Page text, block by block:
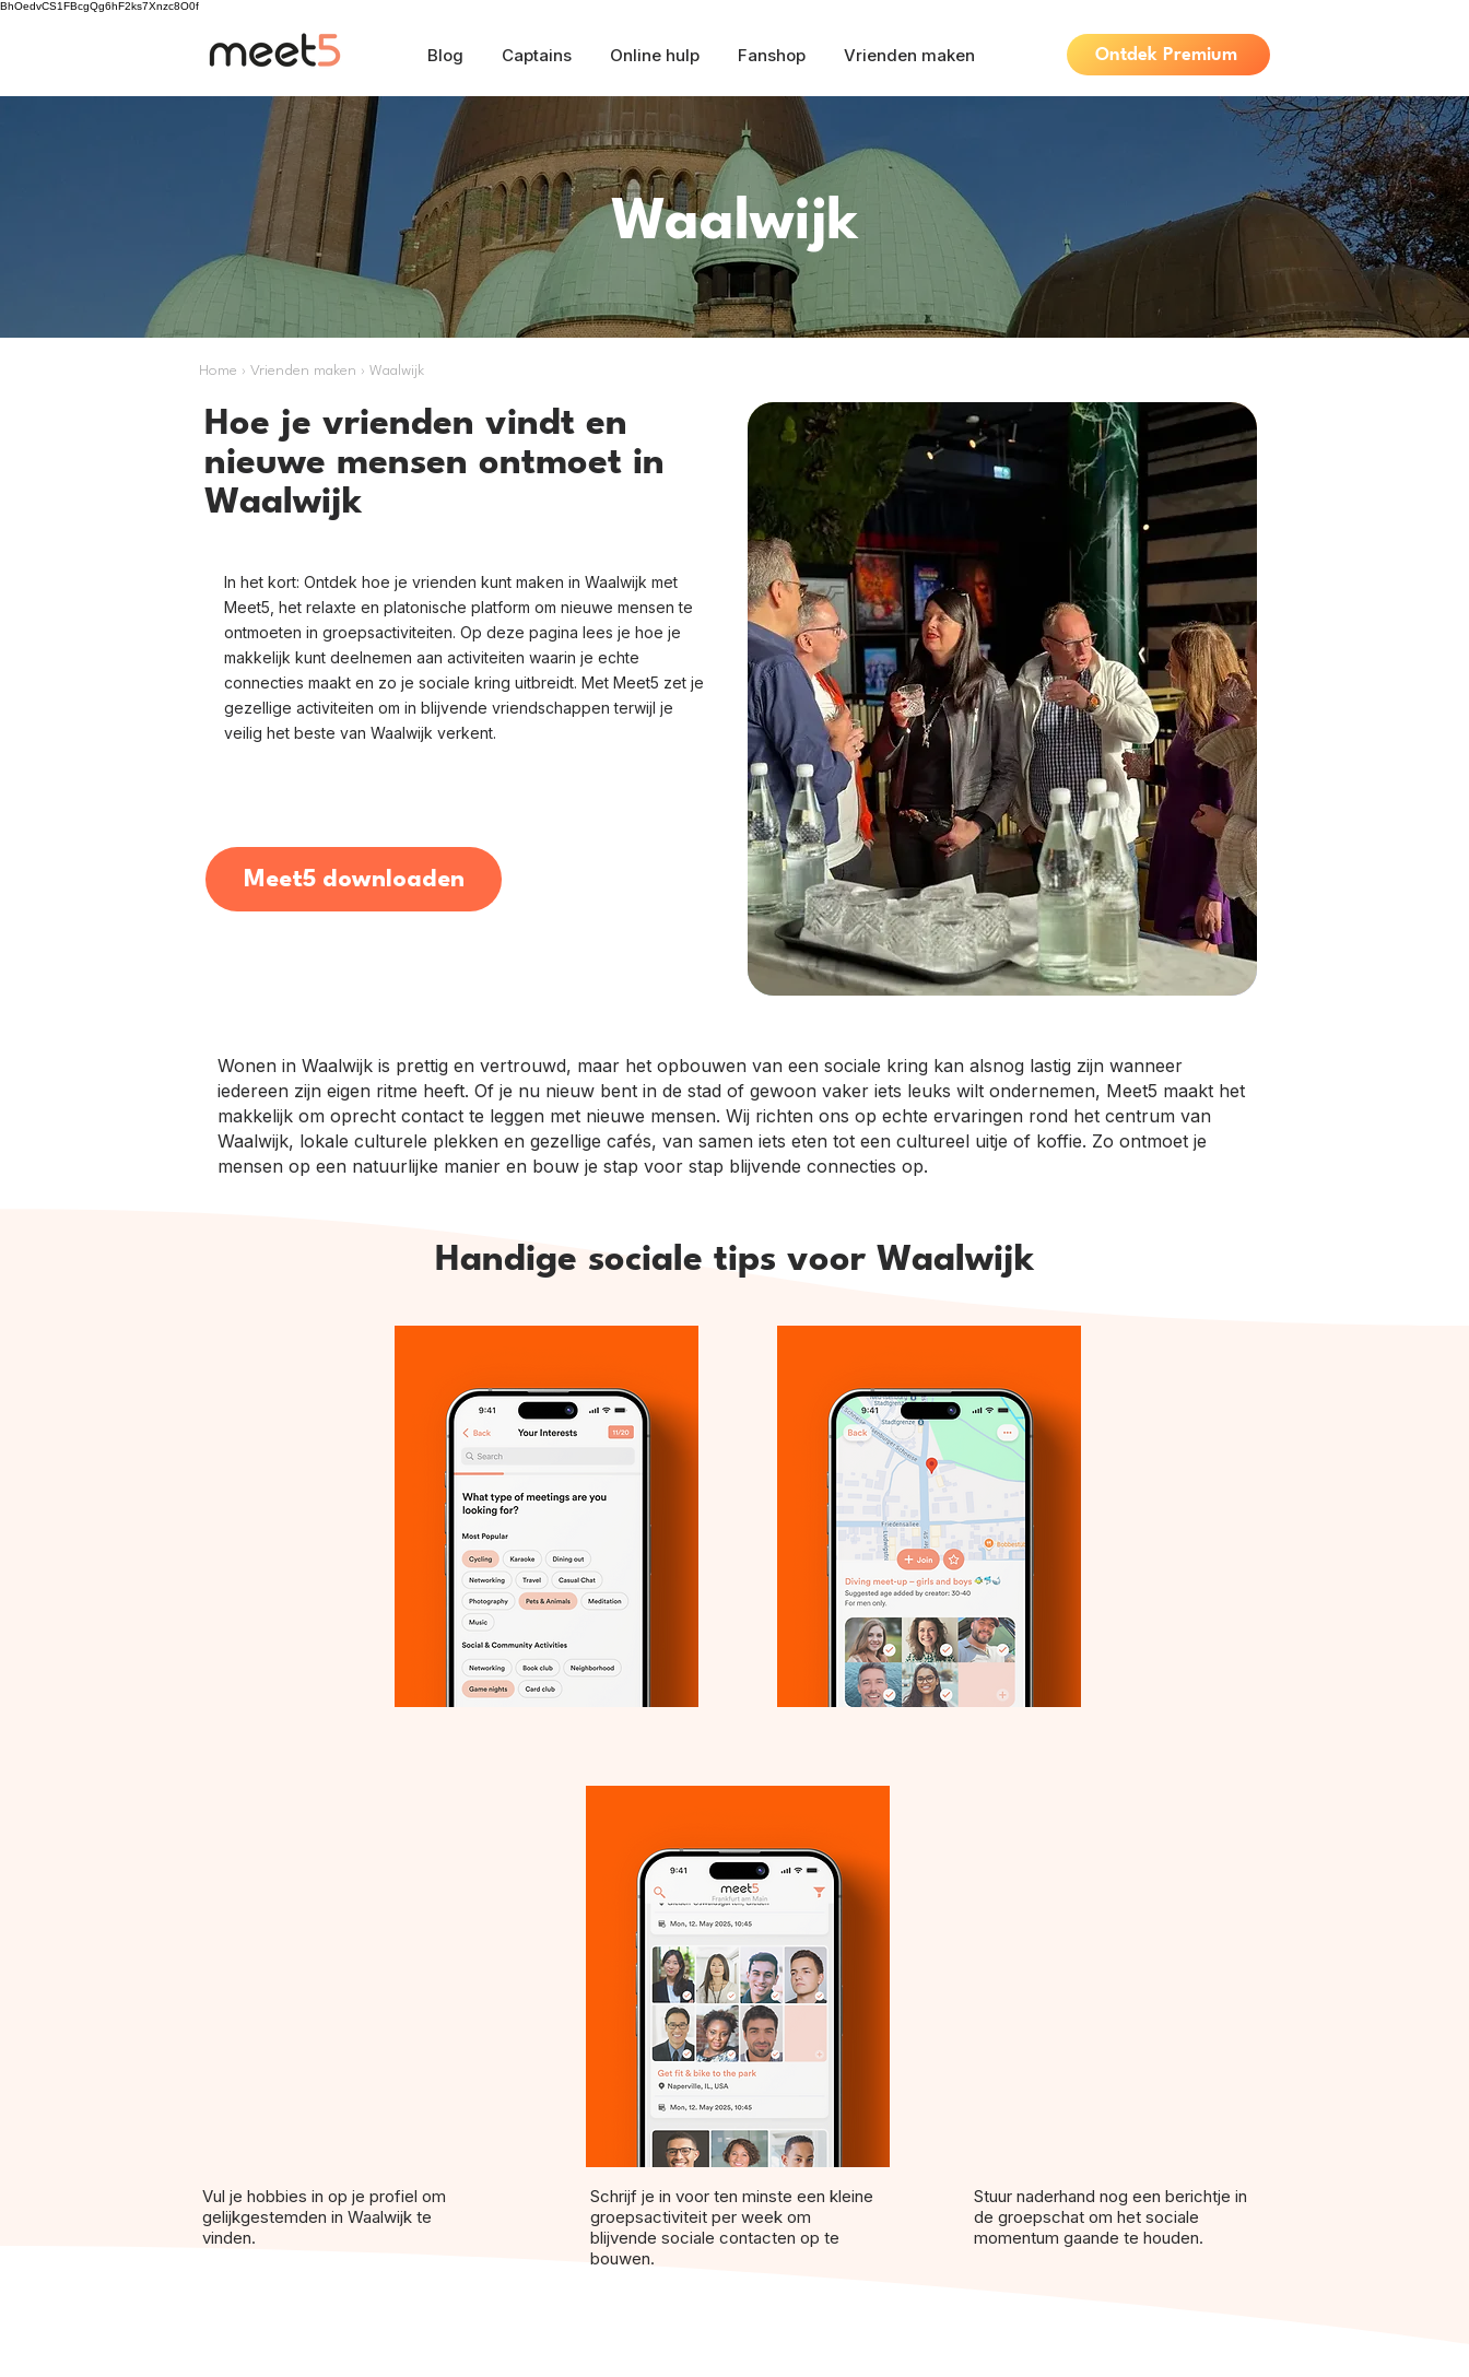
BhOedvCS1FBcgQg6hF2ks7Xnzc8O0f
Blog Captains Online hulp Fanshop Vrienden maken Ontdek Premium
Waalwijk
Home › Vrienden maken › Waalwijk
Hoe je vrienden vindt en
nieuwe mensen ontmoet in
Waalwijk
In het kort: Ontdek hoe je vrienden kunt maken in Waalwijk met
Meet5, het relaxte en platonische platform om nieuwe mensen te
ontmoeten in groepsactiviteiten. Op deze pagina lees je hoe je
makkelijk kunt deelnemen aan activiteiten waarin je echte
connecties maakt en zo je sociale kring uitbreidt. Met Meet5 zet je
gezellige activiteiten om in blijvende vriendschappen terwijl je
veilig het beste van Waalwijk verkent.
Meet5 downloaden
Wonen in Waalwijk is prettig en vertrouwd, maar het opbouwen van een sociale kring kan alsnog lastig zijn wanneer
iedereen zijn eigen ritme heeft. Of je nu nieuw bent in de stad of gewoon vaker iets leuks wilt ondernemen, Meet5 maakt het
makkelijk om oprecht contact te leggen met nieuwe mensen. Wij richten ons op echte ervaringen rond het centrum van
Waalwijk, lokale culturele plekken en gezellige cafés, van samen iets eten tot een cultureel uitje of koffie. Zo ontmoet je
mensen op een natuurlijke manier en bouw je stap voor stap blijvende connecties op.
Handige sociale tips voor Waalwijk
Vul je hobbies in op je profiel om
gelijkgestemden in Waalwijk te
vinden.
Schrijf je in voor ten minste een kleine
groepsactiviteit per week om
blijvende sociale contacten op te
bouwen.
Stuur naderhand nog een berichtje in
de groepschat om het sociale
momentum gaande te houden.